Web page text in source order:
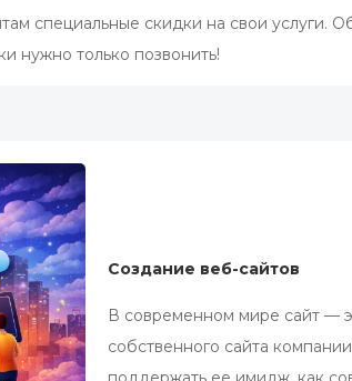
специальные скидки на свои услуги.
нужно только позвонить!
Создание веб-сайтов
В современном мире сайт —
собственного сайта